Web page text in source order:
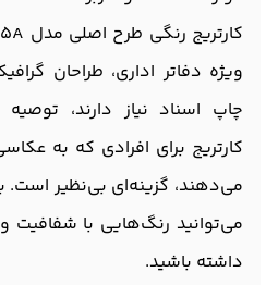
ویژه دفاتر اداری، طراحان
چاپ اسناد نیاز دارند،
کارتریج برای افرادی که به
می‌دهند، گزینه‌ای بی‌نظیر است.
می‌توانید رنگ‌هایی با شفافیت
داشته باشید.